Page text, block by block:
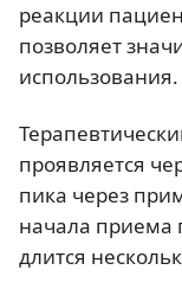
реакции
позволяет
использования.
проявляется
пика через
начала приема
длится